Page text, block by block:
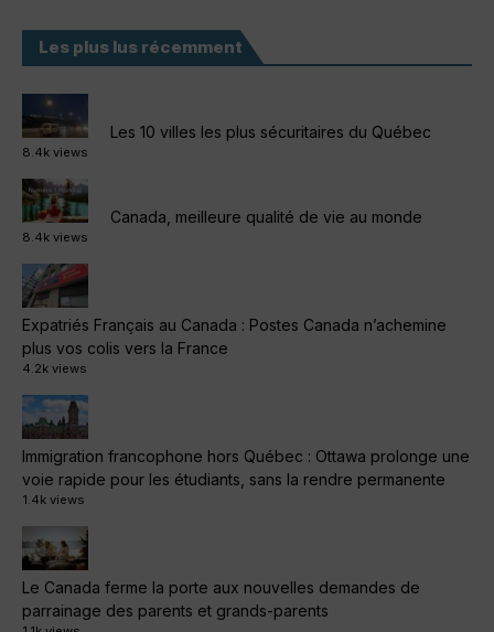
Les plus lus récemment
Les 10 villes les plus sécuritaires du Québec
8.4k views
Canada, meilleure qualité de vie au monde
8.4k views
Expatriés Français au Canada : Postes Canada n’achemine
plus vos colis vers la France
4.2k views
Immigration francophone hors Québec : Ottawa prolonge une
voie rapide pour les étudiants, sans la rendre permanente
1.4k views
Le Canada ferme la porte aux nouvelles demandes de
parrainage des parents et grands-parents